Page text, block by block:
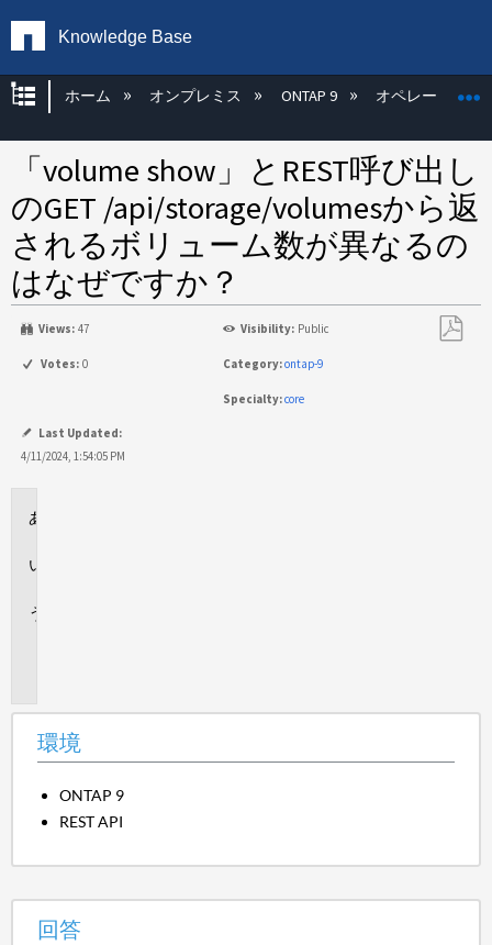
Knowledge Base
グローバル階層を展開/折りたたむ
ホーム オンプレミス ONTAP 9 オペレーティン
「volume show」とREST呼び出し
のGET /api/storage/volumesから返
されるボリューム数が異なるの
はなぜですか？
Views: 47 Visibility: Public
Votes: 0 Category:ontap-9
Specialty:core
Last Updated:
4/11/2024, 1:54:05 PM
環境
ONTAP 9
REST API
回答